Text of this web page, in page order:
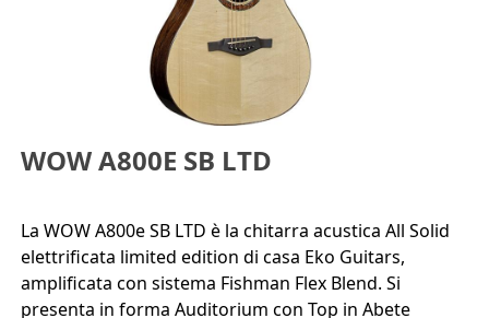
WOW A800E SB LTD
La WOW A800e SB LTD è la chitarra acustica All Solid
elettrificata limited edition di casa Eko Guitars,
amplificata con sistema Fishman Flex Blend. Si
presenta in forma Auditorium con Top in Abete